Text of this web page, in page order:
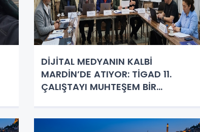
DİJİTAL MEDYANIN KALBİ
MARDİN’DE ATIYOR: TİGAD 11.
ÇALIŞTAYI MUHTEŞEM BİR